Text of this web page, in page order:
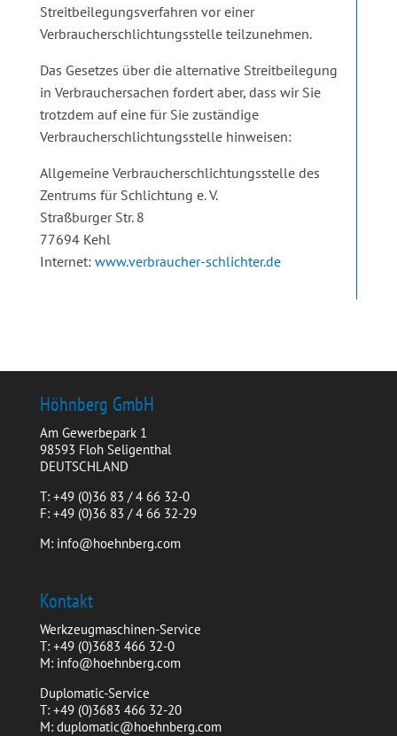
Streitbeilegungsverfahren vor einer
Verbraucherschlichtungsstelle teilzunehmen.
Das Gesetzes über die alternative Streitbeilegung
in Verbrauchersachen fordert aber, dass wir Sie
trotzdem auf eine für Sie zuständige
Verbraucherschlichtungsstelle hinweisen:
Allgemeine Verbraucherschlichtungsstelle des
Zentrums für Schlichtung e. V.
Straßburger Str. 8
77694 Kehl
Internet: www.verbraucher-schlichter.de
Höhnberg GmbH
Am Gewerbepark 1
98593 Floh Seligenthal
DEUTSCHLAND
T: +49 (0)36 83 / 4 66 32-0
F: +49 (0)36 83 / 4 66 32-29
M: info@hoehnberg.com
Kontakt
Werkzeugmaschinen-Service
T: +49 (0)3683 466 32-0
M: info@hoehnberg.com
Duplomatic-Service
T: +49 (0)3683 466 32-20
M: duplomatic@hoehnberg.com